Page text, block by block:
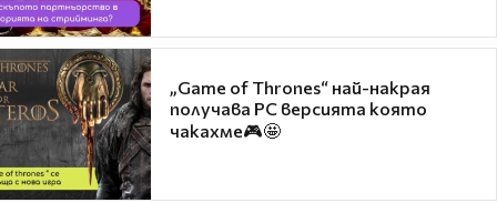
„Game of Thrones“ най-накрая
получава PC версията която
чакахме🎮🤩